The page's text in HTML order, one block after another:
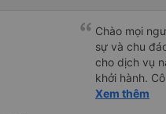
Chào mọi
sự và chu
cho dịch vụ
khởi hành.
những vấn
Xem thêm